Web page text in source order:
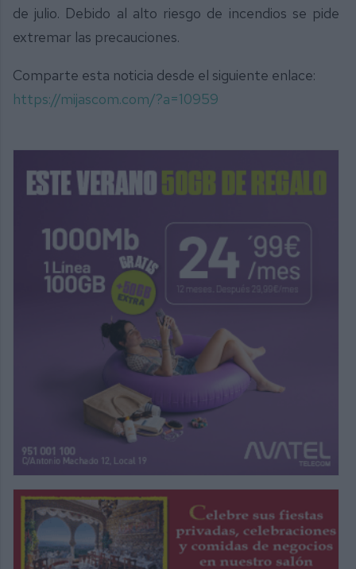
de julio. Debido al alto riesgo de incendios se pide
extremar las precauciones.
Comparte esta noticia desde el siguiente enlace:
https://mijascom.com/?a=10959